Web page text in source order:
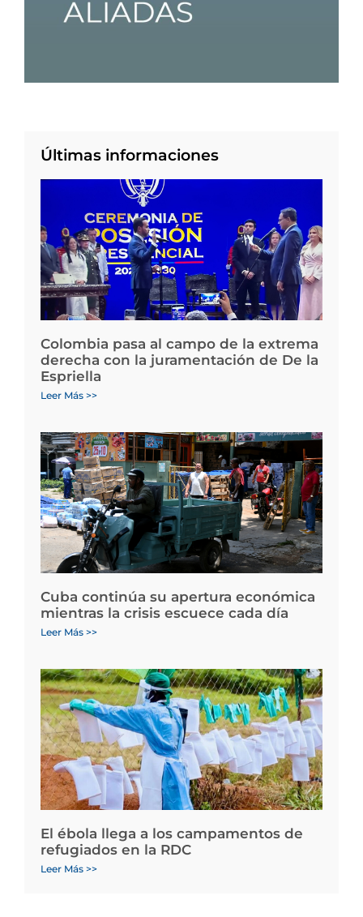
Últimas informaciones
Colombia pasa al campo de la extrema
derecha con la juramentación de De la
Espriella
Leer Más >>
Cuba continúa su apertura económica
mientras la crisis escuece cada día
Leer Más >>
El ébola llega a los campamentos de
refugiados en la RDC
Leer Más >>